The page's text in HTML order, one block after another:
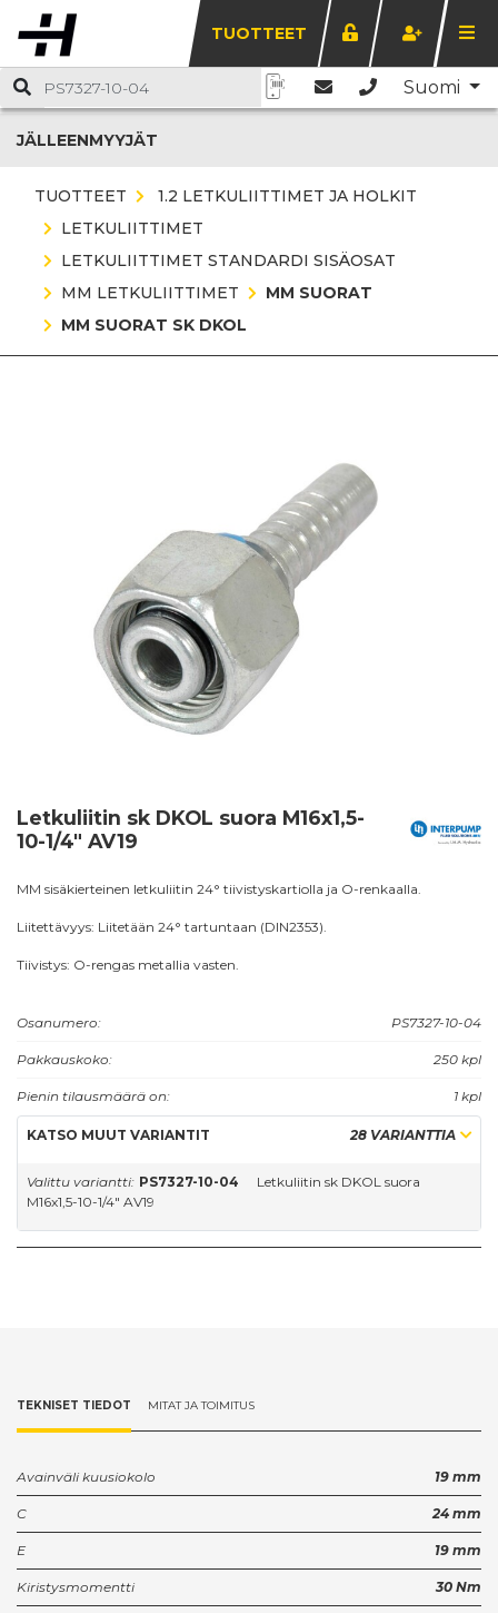
TUOTTEET
Suomi
JÄLLEENMYYJÄT
TUOTTEET
1.2 LETKULIITTIMET JA HOLKIT
LETKULIITTIMET
LETKULIITTIMET STANDARDI SISÄOSAT
MM LETKULIITTIMET
MM SUORAT
MM SUORAT SK DKOL
Letkuliitin sk DKOL suora M16x1,5-
10-1/4" AV19
MM sisäkierteinen letkuliitin 24° tiivistyskartiolla ja O-renkaalla.
Liitettävyys: Liitetään 24° tartuntaan (DIN2353).
Tiivistys: O-rengas metallia vasten.
Osanumero: PS7327-10-04
Pakkauskoko: 250 kpl
Pienin tilausmäärä on: 1 kpl
KATSO MUUT VARIANTIT 28 VARIANTTIA
Valittu variantti: PS7327-10-04
Letkuliitin sk DKOL suora
M16x1,5-10-1/4" AV19
TEKNISET TIEDOT MITAT JA TOIMITUS
Avainväli kuusiokolo 19 mm
C 24 mm
E 19 mm
Kiristysmomentti 30 Nm